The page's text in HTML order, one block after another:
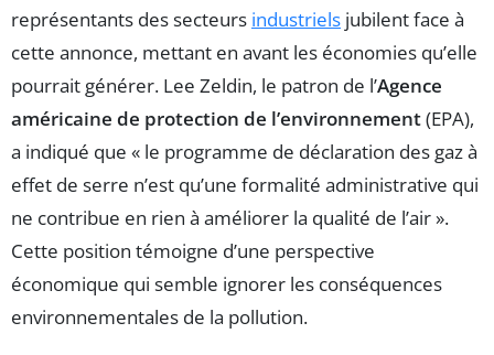
représentants des secteurs industriels jubilent face à
cette annonce, mettant en avant les économies qu’elle
pourrait générer. Lee Zeldin, le patron de l’Agence
américaine de protection de l’environnement(EPA),
a indiqué que « le programme de déclaration des gaz à
effet de serre n’est qu’une formalité administrative qui
ne contribue en rien à améliorer la qualité de l’air ».
Cette position témoigne d’une perspective
économique qui semble ignorer les conséquences
environnementales de la pollution.